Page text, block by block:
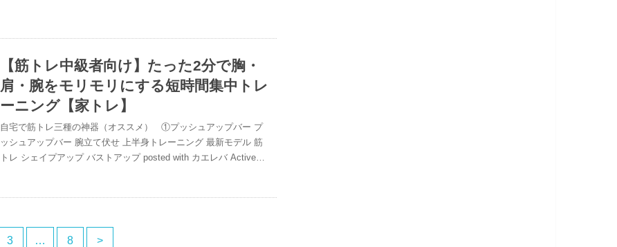
【筋トレ中級者向け】たった2分で胸・
肩・腕をモリモリにする短時間集中トレ
ーニング【家トレ】
自宅で筋トレ三種の神器（オススメ） ①プッシュアップバー プ
ッシュアップバー 腕立て伏せ 上半身トレーニング 最新モデル 筋
トレ シェイプアップ バストアップ posted with カエレバ Active…
3 … 8 >